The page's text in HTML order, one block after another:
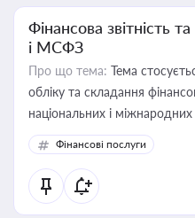
Фінансова звітність
і МСФЗ
Про що тема: Тема
обліку та складання
національних і міжнародних
Фінансові послуги